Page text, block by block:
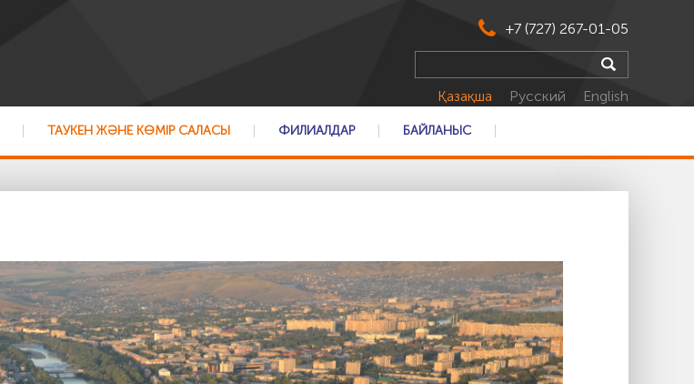
+7 (727) 267-01-05
Қазақша Русский English
ТАУКЕН ЖӘНЕ КӨМІР САЛАСЫ ФИЛИАЛДАР БАЙЛАНЫС